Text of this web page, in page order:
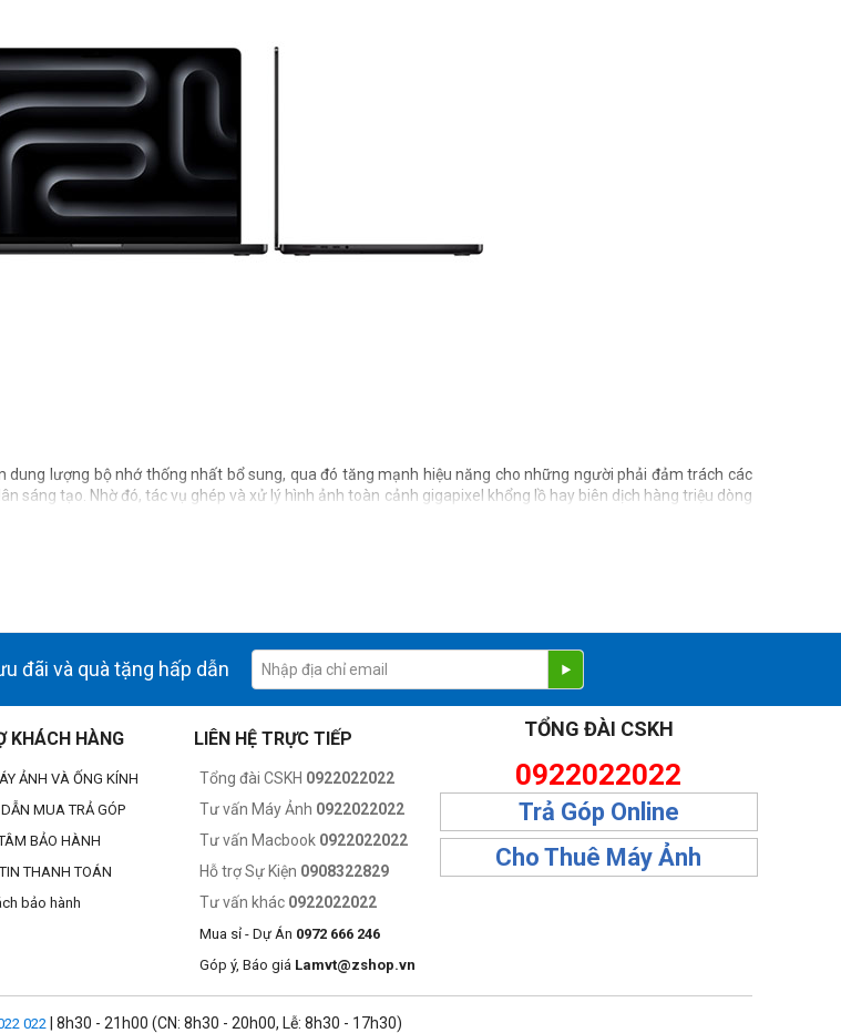
dung lượng bộ nhớ thống nhất bổ sung, qua đó tăng mạnh hiệu năng cho những người phải đảm trách các
sáng tạo. Nhờ đó, tác vụ ghép và xử lý hình ảnh toàn cảnh gigapixel khổng lồ hay biên dịch hàng triệu dòng
đãi và quà tặng hấp dẫn
KHÁCH HÀNG
ẢNH VÀ ỐNG KÍNH
MUA TRẢ GÓP
BẢO HÀNH
THANH TOÁN
bảo hành
LIÊN HỆ TRỰC TIẾP
Tổng đài CSKH 0922022022
Tư vấn Máy Ảnh 0922022022
Tư vấn Macbook 0922022022
Hỗ trợ Sự Kiện 0908322829
Tư vấn khác 0922022022
Mua sỉ - Dự Án 0972 666 246
Góp ý, Báo giá Lamvt@zshop.vn
TỔNG ĐÀI CSKH
0922022022
Trả Góp Online
Cho Thuê Máy Ảnh
022 | 8h30 - 21h00 (CN: 8h30 - 20h00, Lễ: 8h30 - 17h30)